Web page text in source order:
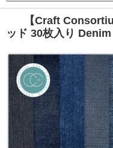
【Craft
ッド 30枚入り